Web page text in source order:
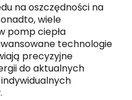
na oszczędności na
wiele
pomp ciepła
technologie
precyzyjne
do aktualnych